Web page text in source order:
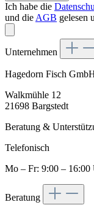
Ich habe die
und die AGB gelesen
Unternehmen
Hagedorn Fisch
Walkmühle 12
21698 Bargstedt
Beratung &
Telefonisch
Mo – Fr: 9:00 – 16:00
Beratung